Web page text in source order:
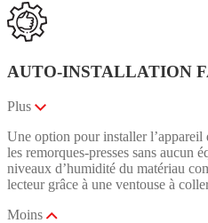
AUTO-INSTALLATION
Plus
Une option pour installer l’appareil
les remorques-presses sans aucun
niveaux d’humidité du matériau
lecteur grâce à une ventouse à
Moins